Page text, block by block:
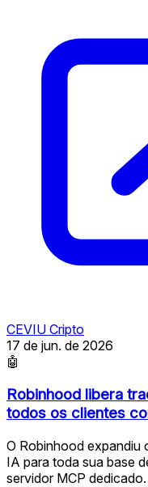
CEVIU Cripto
17 de jun. de 2026
🤖
Robinhood libera
todos os clientes
O Robinhood expandiu
IA para toda sua base
servidor MCP